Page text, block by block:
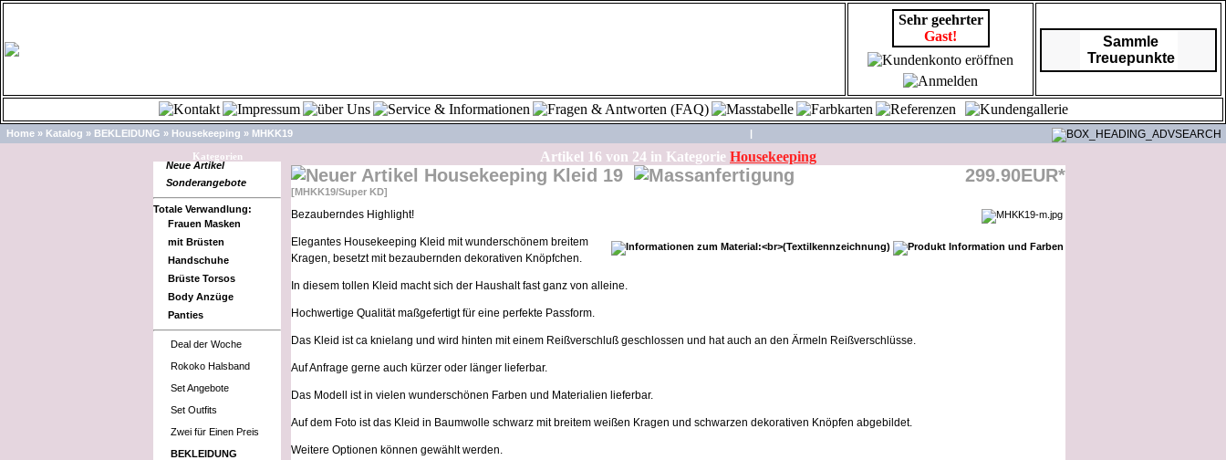
Sehr geehrter
Gast!
Sammle
Treuepunkte
Home » Katalog » BEKLEIDUNG » Housekeeping » MHKK19 |
Kategorien
Neue Artikel
Sonderangebote
Totale Verwandlung:
Frauen Masken
mit Brüsten
Handschuhe
Brüste Torsos
Body Anzüge
Panties
Deal der Woche
Rokoko Halsband
Set Angebote
Set Outfits
Zwei für Einen Preis
BEKLEIDUNG
Artikel 16 von 24 in Kategorie Housekeeping
Housekeeping Kleid 19
[MHKK19/Super KD]
299.90EUR*
Bezauberndes Highlight!
Elegantes Housekeeping Kleid mit wunderschönem breitem
Kragen, besetzt mit bezaubernden dekorativen Knöpfchen.
In diesem tollen Kleid macht sich der Haushalt fast ganz von alleine.
Hochwertige Qualität maßgefertigt für eine perfekte Passform.
Das Kleid ist ca knielang und wird hinten mit einem Reißverschluß geschlossen und hat auch an den Ärmeln Reißverschlüsse.
Auf Anfrage gerne auch kürzer oder länger lieferbar.
Das Modell ist in vielen wunderschönen Farben und Materialien lieferbar.
Auf dem Foto ist das Kleid in Baumwolle schwarz mit breitem weißen Kragen und schwarzen dekorativen Knöpfen abgebildet.
Weitere Optionen können gewählt werden.